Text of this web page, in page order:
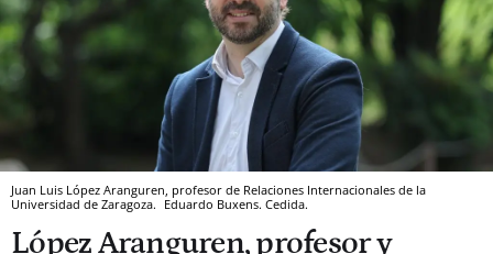
Juan Luis López Aranguren, profesor de Relaciones Internacionales de la
Universidad de Zaragoza. Eduardo Buxens. Cedida.
López Aranguren, profesor y